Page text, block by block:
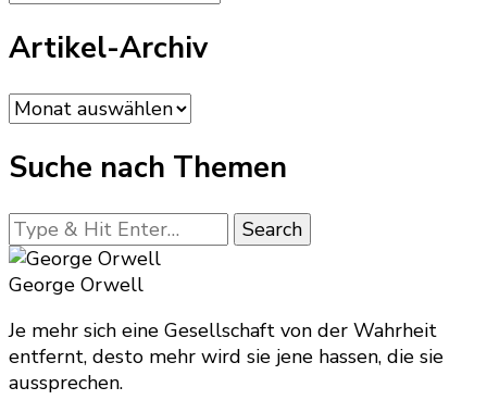
Artikel-Archiv
Artikel-
Archiv
Suche nach Themen
Looking
for
Something?
George Orwell
Je mehr sich eine Gesellschaft von der Wahrheit
entfernt, desto mehr wird sie jene hassen, die sie
aussprechen.